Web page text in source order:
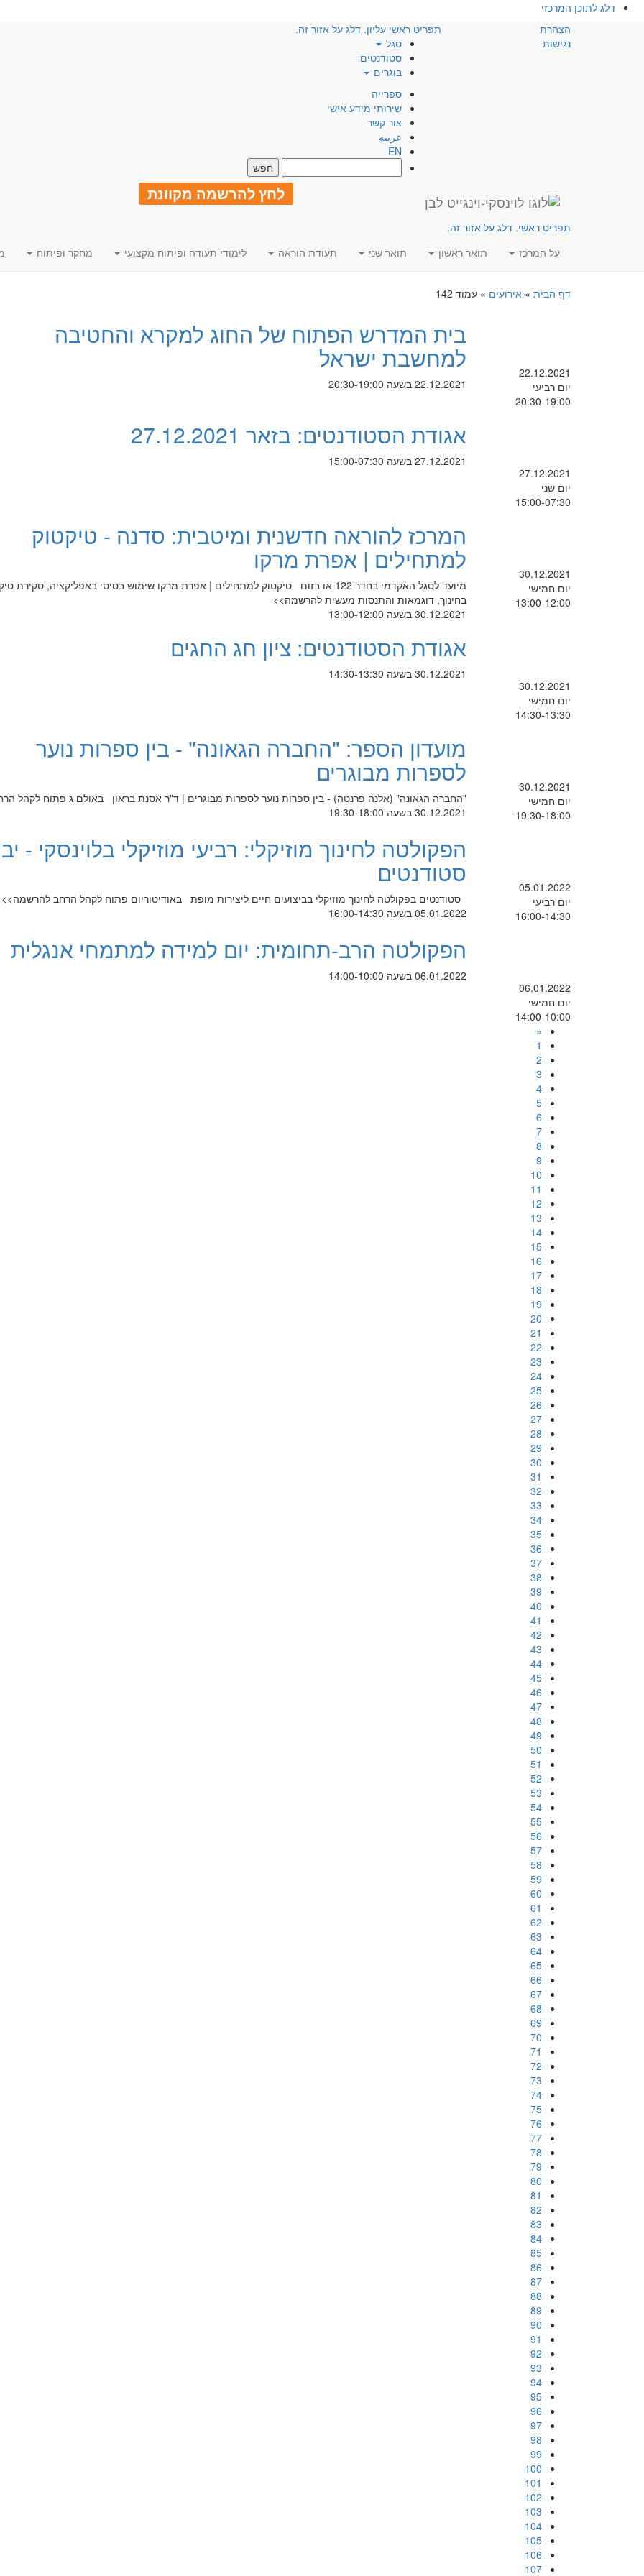
דלג לתוכן המרכזי
הצהרת
נגישות
תפריט ראשי עליון. דלג על אזור זה.
סגל
סטודנטים
בוגרים
ספרייה
שירותי מידע אישי
צור קשר
عربيه
EN
לחץ להרשמה מקוונת
תפריט ראשי. דלג על אזור זה.
על המרכז
תואר ראשון תואר שני תעודת הוראה לימודי תעודה ופיתוח מקצועי מחקר ופיתוח
דף הבית » אירועים » עמוד 142
22.12.2021
יום רביעי
20:30-19:00
בית המדרש הפתוח של החוג למקרא והחטיבה
למחשבת ישראל
22.12.2021 בשעה 20:30-19:00
27.12.2021
יום שני
15:00-07:30
אגודת הסטודנטים: בזאר 27.12.2021
27.12.2021 בשעה 15:00-07:30
30.12.2021
יום חמישי
13:00-12:00
המרכז להוראה חדשנית ומיטבית: סדנה - טיקטוק
למתחילים | אפרת מרקו
מיועד לסגל האקדמי בחדר 122 או בזום טיקטוק למתחילים | אפרת מרקו שימוש בסיסי באפליקציה, סקירת
בחינוך, דוגמאות והתנסות מעשית להרשמה>>
30.12.2021 בשעה 13:00-12:00
30.12.2021
יום חמישי
14:30-13:30
אגודת הסטודנטים: ציון חג החגים
30.12.2021 בשעה 14:30-13:30
30.12.2021
יום חמישי
19:30-18:00
מועדון הספר: "החברה הגאונה" - בין ספרות נוער
לספרות מבוגרים
"החברה הגאונה" (אלנה פרנטה) - בין ספרות נוער לספרות מבוגרים | ד"ר אסנת בראון באולם ג פתוח לקהל
30.12.2021 בשעה 19:30-18:00
05.01.2022
יום רביעי
16:00-14:30
הפקולטה לחינוך מוזיקלי: רביעי מוזיקלי בלוינסקי -
סטודנטים
סטודנטים בפקולטה לחינוך מוזיקלי בביצועים חיים ליצירות מופת באודיטוריום פתוח לקהל הרחב להרשמה>>
05.01.2022 בשעה 16:00-14:30
06.01.2022
יום חמישי
14:00-10:00
הפקולטה הרב-תחומית: יום למידה למתמחי אנגלית
06.01.2022 בשעה 14:00-10:00
«
1
2
3
4
5
6
7
8
9
10
11
12
13
14
15
16
17
18
19
20
21
22
23
24
25
26
27
28
29
30
31
32
33
34
35
36
37
38
39
40
41
42
43
44
45
46
47
48
49
50
51
52
53
54
55
56
57
58
59
60
61
62
63
64
65
66
67
68
69
70
71
72
73
74
75
76
77
78
79
80
81
82
83
84
85
86
87
88
89
90
91
92
93
94
95
96
97
98
99
100
101
102
103
104
105
106
107